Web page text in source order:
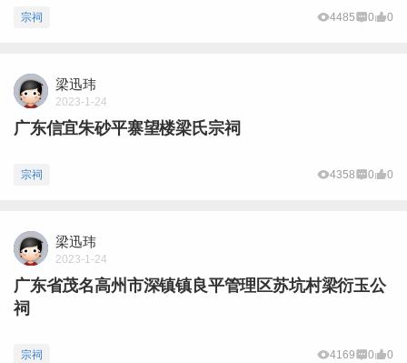
宗祠 4485 0 0
梁迅玮
2023-1-24
广东信宜朱砂平寨望楼梁氏宗祠
宗祠 4358 0 0
梁迅玮
2023-1-24
广东省茂名高州市深镇镇良平管理区苏坑村梁衍玉公
祠
宗祠 4169 0 0